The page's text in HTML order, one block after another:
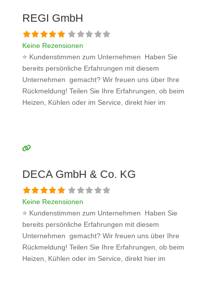
REGI GmbH
Keine Rezensionen
⭐ Kundenstimmen zum Unternehmen Haben Sie
bereits persönliche Erfahrungen mit diesem
Unternehmen gemacht? Wir freuen uns über Ihre
Rückmeldung! Teilen Sie Ihre Erfahrungen, ob beim
Heizen, Kühlen oder im Service, direkt hier im
bitte mit konkreten Details an und bleiben
DECA GmbH & Co. KG
Keine Rezensionen
⭐ Kundenstimmen zum Unternehmen Haben Sie
bereits persönliche Erfahrungen mit diesem
Unternehmen gemacht? Wir freuen uns über Ihre
Rückmeldung! Teilen Sie Ihre Erfahrungen, ob beim
Heizen, Kühlen oder im Service, direkt hier im